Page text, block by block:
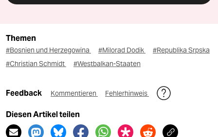
Themen
#Bosnien und Herzegowina #Milorad Dodik
#Republika Srpska
#Christian Schmidt
#Westbalkan-Staaten
Feedback Kommentieren Fehlerhinweis
Diesen Artikel teilen